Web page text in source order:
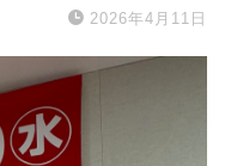
2026年4月11日